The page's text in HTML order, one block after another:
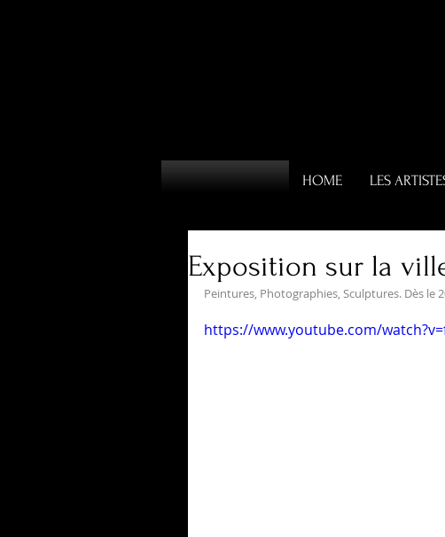
HOME LES
Exposition sur la
Peintures, Photographies, Sculptures. Dès le
https://www.youtube.com/